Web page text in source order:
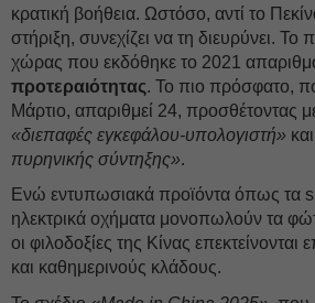
κρατική βοήθεια. Ωστόσο, αντί το
στήριξη, συνεχίζει να τη διευρύνει. Το
χώρας που εκδόθηκε το 2021
προτεραιότητας. Το πιο πρόσφατο,
Μάρτιο, απαριθμεί 24, προσθέτοντας
«διεπαφές εγκεφάλου-υπολογιστή»
πυρηνικής σύντηξης».
Ενώ εντυπωσιακά προϊόντα όπως τα
ηλεκτρικά οχήματα μονοπωλούν τα
οι φιλοδοξίες της Κίνας
και καθημερινούς κλάδους.